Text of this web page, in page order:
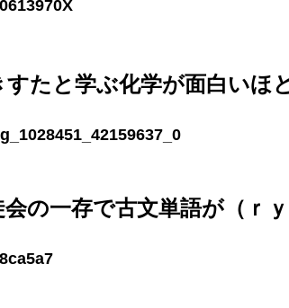
すたと学ぶ化学が面白いほ
会の一存で古文単語が（ｒｙ